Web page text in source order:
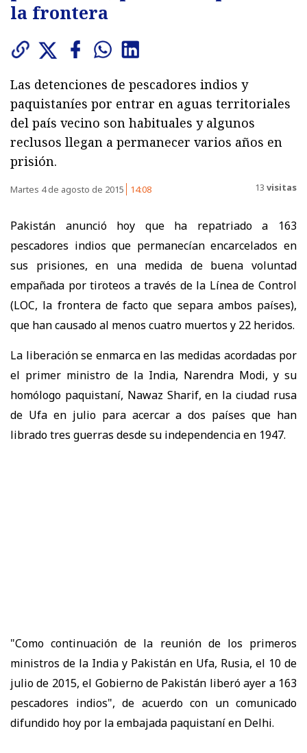
la frontera
Las detenciones de pescadores indios y
paquistaníes por entrar en aguas territoriales
del país vecino son habituales y algunos
reclusos llegan a permanecer varios años en
prisión.
Martes 4 de agosto de 2015 14:08 13 visitas
Pakistán anunció hoy que ha repatriado a 163
pescadores indios que permanecían encarcelados en
sus prisiones, en una medida de buena voluntad
empañada por tiroteos a través de la Línea de Control
(LOC, la frontera de facto que separa ambos países),
que han causado al menos cuatro muertos y 22 heridos.
La liberación se enmarca en las medidas acordadas por
el primer ministro de la India, Narendra Modi, y su
homólogo paquistaní, Nawaz Sharif, en la ciudad rusa
de Ufa en julio para acercar a dos países que han
librado tres guerras desde su independencia en 1947.
"Como continuación de la reunión de los primeros
ministros de la India y Pakistán en Ufa, Rusia, el 10 de
julio de 2015, el Gobierno de Pakistán liberó ayer a 163
pescadores indios", de acuerdo con un comunicado
difundido hoy por la embajada paquistaní en Delhi.